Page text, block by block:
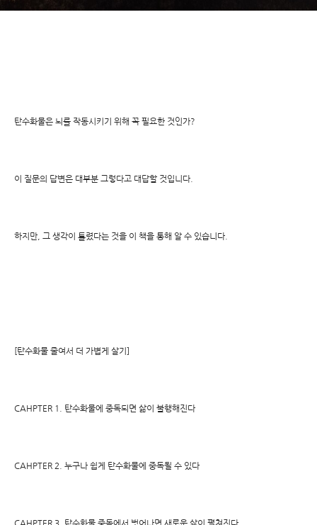
탄수화물은 뇌를 작동시키기 위해 꼭 필요한 것인가?
이 질문의 답변은 대부분 그렇다고 대답할 것입니다.
하지만, 그 생각이 틀렸다는 것을 이 책을 통해 알 수 있습니다.
[탄수화물 줄여서 더 가볍게 살기]
CAHPTER 1. 탄수화물에 중독되면 삶이 불행해진다
CAHPTER 2. 누구나 쉽게 탄수화물에 중독될 수 있다
CAHPTER 3. 탄수화물 중독에서 벗어나면 새로운 삶이 펼쳐진다